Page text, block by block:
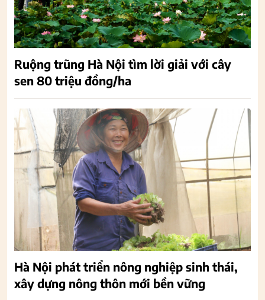
Ruộng trũng Hà Nội tìm lời giải với cây
sen 80 triệu đồng/ha
Hà Nội phát triển nông nghiệp sinh thái,
xây dựng nông thôn mới bền vững